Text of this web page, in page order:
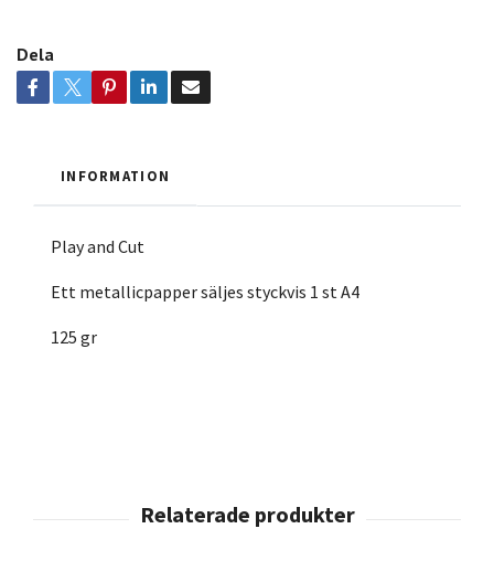
Dela
INFORMATION
Play and Cut
Ett metallicpapper säljes styckvis 1 st A4
125 gr